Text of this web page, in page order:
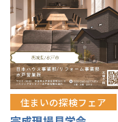
住まいの探検フェア